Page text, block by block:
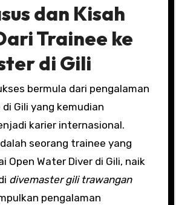
dan Kisah
Trainee ke
di Gili
bermula dari pengalaman
Gili yang kemudian
karier internasional.
seorang trainee yang
Open Water Diver di Gili, naik
divemaster gili trawangan
pengalaman